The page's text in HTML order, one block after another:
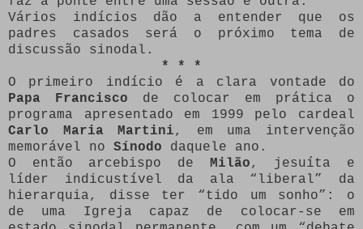
Vários indícios dão a entender que os
padres casados será o próximo tema de
discussão sinodal.
* * *
O primeiro indício é a clara vontade do
Papa Francisco de colocar em prática o
programa apresentado em 1999 pelo cardeal
Carlo Maria Martini, em uma intervenção
memorável no Sínodo daquele ano.
O então arcebispo de Milão, jesuíta e
líder indicustível da ala “liberal” da
hierarquia, disse ter “tido um sonho”: o
de uma Igreja capaz de colocar-se em